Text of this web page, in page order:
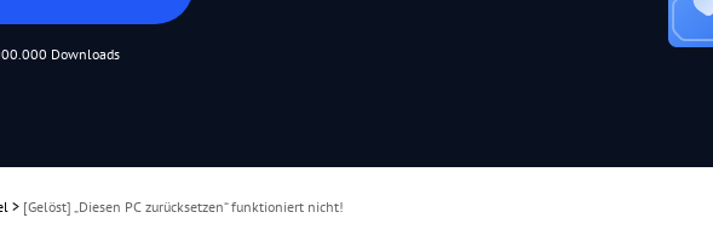
Downloads
> [Gelöst] „Diesen PC zurücksetzen“ funktioniert nicht!